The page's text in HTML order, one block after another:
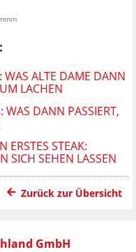
:
WAS ALTE DAME DANN
LACHEN
WAS DANN PASSIERT,
ERSTES STEAK:
SICH SEHEN LASSEN
Zurück zur Übersicht
GmbH